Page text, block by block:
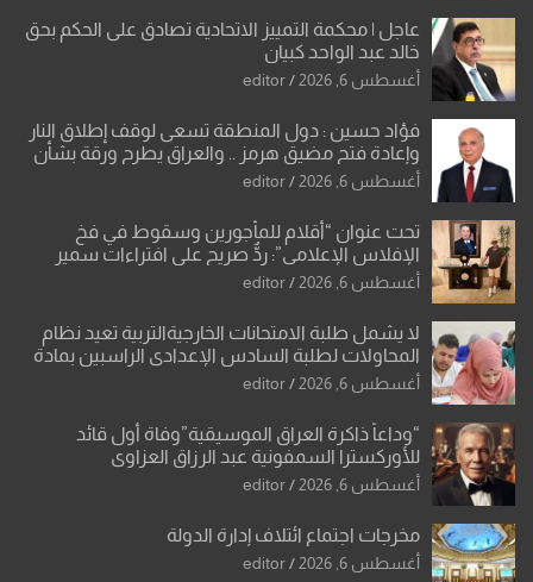
عاجل | محكمة التمييز الاتحادية تصادق على الحكم بحق
خالد عبد الواحد كبيان
أغسطس 6, 2026 editor
فؤاد حسين : دول المنطقة تسعى لوقف إطلاق النار
وإعادة فتح مضيق هرمز .. والعراق يطرح ورقة بشأن
تحولات القدس
أغسطس 6, 2026 editor
تحت عنوان “أقلام للمأجورين وسقوط في فخ
الإفلاس الإعلامي”: ردٌّ صريح على افتراءات سمير
الشكرجي
أغسطس 6, 2026 editor
لا يشمل طلبة الامتحانات الخارجيةالتربية تعيد نظام
المحاولات لطلبة السادس الإعدادي الراسبين بمادة
أو مادتين
أغسطس 6, 2026 editor
“وداعاً ذاكرة العراق الموسيقية”وفاة أول قائد
للأوركسترا السمفونية عبد الرزاق العزاوي
أغسطس 6, 2026 editor
مخرجات اجتماع ائتلاف إدارة الدولة
أغسطس 6, 2026 editor